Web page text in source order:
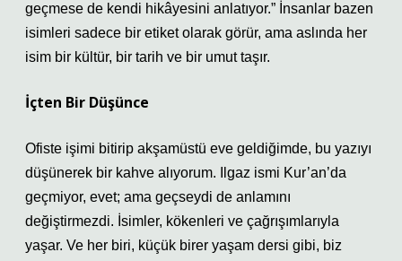
geçmese de kendi hikâyesini anlatıyor.” İnsanlar bazen
isimleri sadece bir etiket olarak görür, ama aslında her
isim bir kültür, bir tarih ve bir umut taşır.
İçten Bir Düşünce
Ofiste işimi bitirip akşamüstü eve geldiğimde, bu yazıyı
düşünerek bir kahve alıyorum. Ilgaz ismi Kur’an’da
geçmiyor, evet; ama geçseydi de anlamını
değiştirmezdi. İsimler, kökenleri ve çağrışımlarıyla
yaşar. Ve her biri, küçük birer yaşam dersi gibi, biz